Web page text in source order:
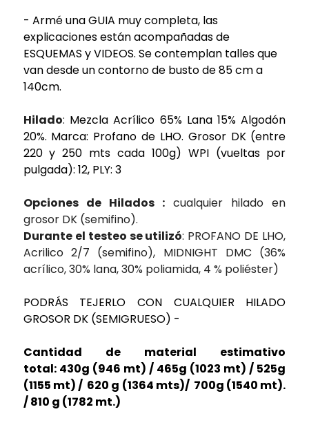
- Armé una GUIA muy completa, las
explicaciones están acompañadas de
ESQUEMAS y VIDEOS. Se contemplan talles que
van desde un contorno de busto de 85 cm a
140cm.
Hilado: Mezcla Acrílico 65% Lana 15% Algodón
20%. Marca: Profano de LHO. Grosor DK (entre
220 y 250 mts cada 100g) WPI (vueltas por
pulgada): 12, PLY: 3
Opciones de Hilados : cualquier hilado en
grosor DK (semifino).
Durante el testeo se utilizó: PROFANO DE LHO,
Acrilico 2/7 (semifino), MIDNIGHT DMC (36%
acrílico, 30% lana, 30% poliamida, 4 % poliéster)
PODRÁS TEJERLO CON CUALQUIER HILADO
GROSOR DK (SEMIGRUESO) -
Cantidad de material estimativo
total: 430g (946 mt) / 465g (1023 mt) / 525g
(1155 mt) / 620 g (1364 mts)/ 700g (1540 mt).
/ 810 g (1782 mt.)